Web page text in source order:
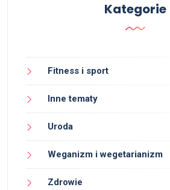
Kategorie
Fitness i sport
Inne tematy
Uroda
Weganizm i wegetarianizm
Zdrowie